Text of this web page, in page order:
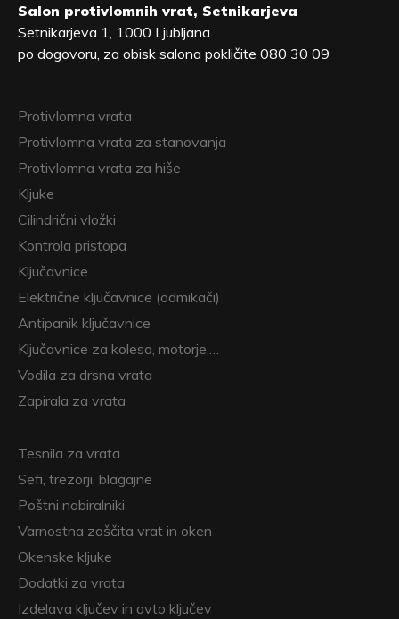
Salon protivlomnih vrat, Setnikarjeva
Setnikarjeva 1, 1000 Ljubljana
po dogovoru, za obisk salona pokličite 080 30 09
Protivlomna vrata
Protivlomna vrata za stanovanja
Protivlomna vrata za hiše
Kljuke
Cilindrični vložki
Kontrola pristopa
Ključavnice
Električne ključavnice (odmikači)
Antipanik ključavnice
Ključavnice za kolesa, motorje,…
Vodila za drsna vrata
Zapirala za vrata
Tesnila za vrata
Sefi, trezorji, blagajne
Poštni nabiralniki
Varnostna zaščita vrat in oken
Okenske kljuke
Dodatki za vrata
Izdelava ključev in avto ključev